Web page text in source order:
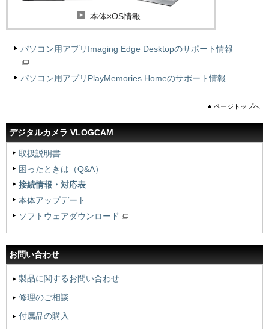
デジタルカメラ VLOGCAM
取扱説明書
困ったときは（Q&A）
接続情報・対応表
本体アップデート
ソフトウェアダウンロード
お問い合わせ
製品に関するお問い合わせ
修理のご相談
付属品の購入
本体×OS情報
パソコン用アプリImaging Edge Desktopのサポート情報
パソコン用アプリPlayMemories Homeのサポート情報
ページトップへ